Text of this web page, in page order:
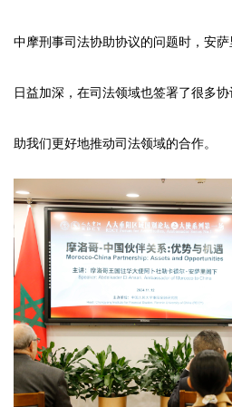
中摩刑事司法协助协议的问题时，安
日益加深，在司法领域也签署了很多
助我们更好地推动司法领域的合作。